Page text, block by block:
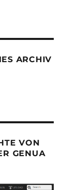
ARCHIV
VON
GENUA